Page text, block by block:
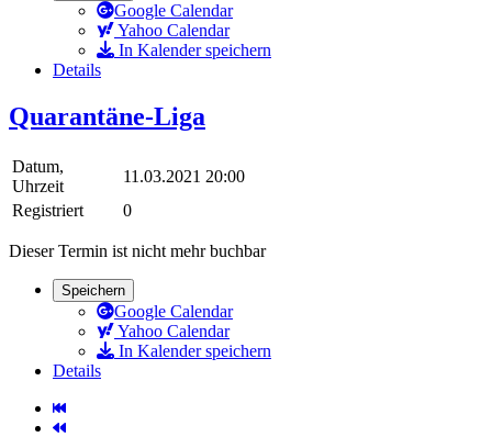
Google Calendar
Yahoo Calendar
In Kalender speichern
Details
Quarantäne-Liga
Datum,
Uhrzeit
11.03.2021 20:00
Registriert
0
Dieser Termin ist nicht mehr buchbar
Speichern
Google Calendar
Yahoo Calendar
In Kalender speichern
Details